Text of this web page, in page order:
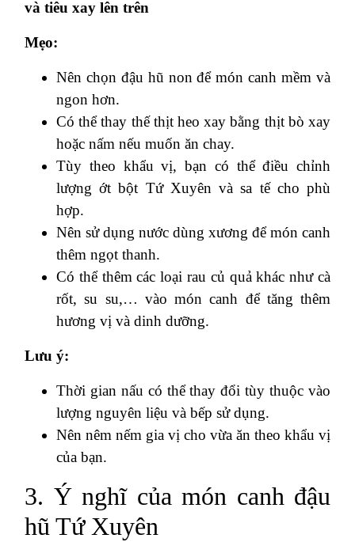
và tiêu xay lên trên
Mẹo:
Nên chọn đậu hũ non để món canh mềm và
ngon hơn.
Có thể thay thế thịt heo xay bằng thịt bò xay
hoặc nấm nếu muốn ăn chay.
Tùy theo khẩu vị, bạn có thể điều chỉnh
lượng ớt bột Tứ Xuyên và sa tế cho phù
hợp.
Nên sử dụng nước dùng xương để món canh
thêm ngọt thanh.
Có thể thêm các loại rau củ quả khác như cà
rốt, su su,… vào món canh để tăng thêm
hương vị và dinh dưỡng.
Lưu ý:
Thời gian nấu có thể thay đổi tùy thuộc vào
lượng nguyên liệu và bếp sử dụng.
Nên nêm nếm gia vị cho vừa ăn theo khẩu vị
của bạn.
3. Ý nghĩ của món canh đậu
hũ Tứ Xuyên